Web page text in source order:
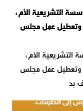
التشريعية الأم،
وتعطيل عمل مجلس
التشريعية الأم،
وتعطيل عمل مجلس
بد